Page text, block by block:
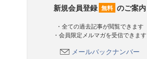
新規会員登録 無料 のご案内
・全ての過去記事が閲覧できます
・会員限定メルマガを受信できます
メールバックナンバー